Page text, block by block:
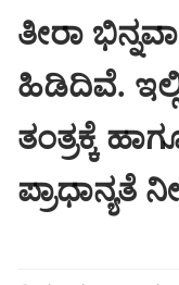
ತೀರಾ
ಹಿಡಿದಿವೆ. ಇಲ್ಲಿ
ತಂತ್ರಕ್ಕೆ
ಪ್ರಾಧಾನ್ಯತೆ